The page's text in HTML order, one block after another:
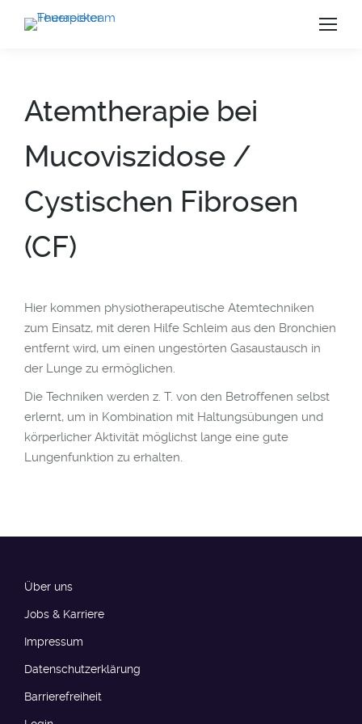
Atemtherapie bei
Mucoviszidose /
Cystischen Fibrosen
(CF)
Hier kommen physiotherapeutische Atemtechniken
zum Einsatz, mit deren Hilfe Schleim aus den Bronchien
entfernt wird, um einen ungestörten Gasaustausch in
der Lunge zu ermöglichen.
Die Techniken werden z. T. von den Betroffenen selbst
erlernt, um in Kombination mit Haltungsübungen und
körperlicher Aktivität möglichst lange eine gute
Lungenfunktion zu erhalten.
Über uns
Jobs & Karriere
Impressum
Datenschutzerklärung
Barrierefreiheit​​​